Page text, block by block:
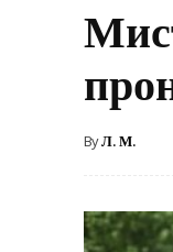
ByЛ. М.